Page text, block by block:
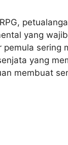
yang
sering
yang
membuat